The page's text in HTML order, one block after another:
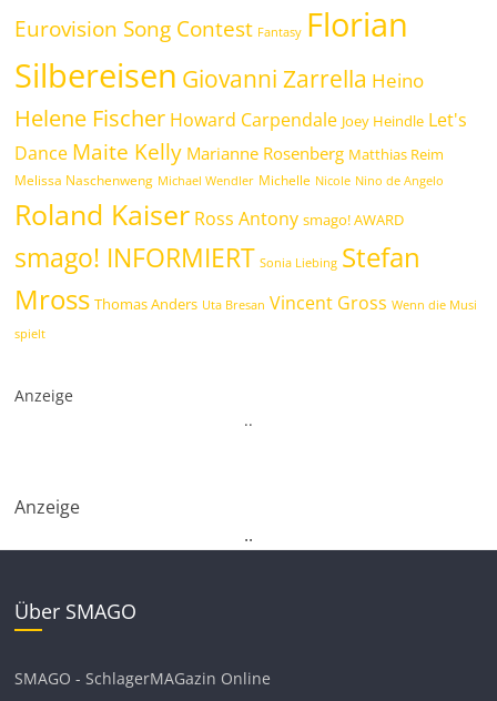
Eurovision Song Contest Fantasy Florian
Silbereisen Giovanni Zarrella Heino
Helene Fischer Howard Carpendale Joey Heindle Let's
Dance Maite Kelly Marianne Rosenberg Matthias Reim
Melissa Naschenweng Michael Wendler Michelle Nicole Nino de Angelo
Roland Kaiser Ross Antony smago! AWARD
smago! INFORMIERT Sonia Liebing Stefan
Mross Thomas Anders Uta Bresan Vincent Gross Wenn die Musi
spielt
Anzeige
..
Anzeige
..
Über SMAGO
SMAGO - SchlagerMAGazin Online